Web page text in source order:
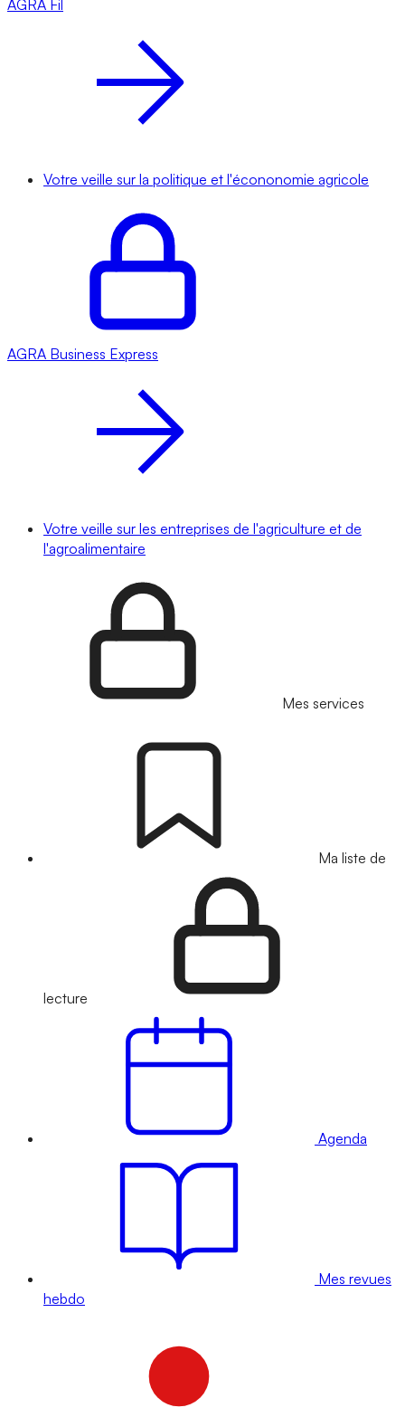
AGRA Fil
Votre veille sur la politique et l'écononomie agricole
AGRA Business Express
Votre veille sur les entreprises de l'agriculture et de
l'agroalimentaire
Mes services
Ma liste de
lecture
Agenda
Mes revues
hebdo